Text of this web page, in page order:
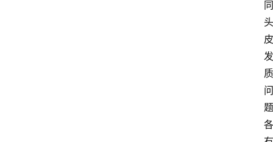
同
头
皮
发
质
问
题
各